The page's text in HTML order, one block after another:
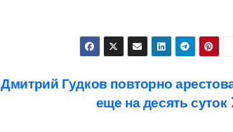
Дмитрий Гудков повторно
еще на десять суток